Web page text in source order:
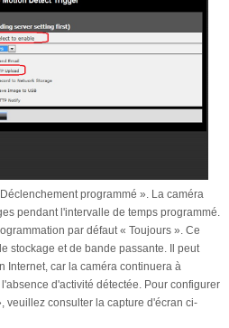
programmé ». La caméra
pendant l'intervalle de temps programmé.
par défaut « Toujours ». Ce
stockage et de bande passante. Il peut
Internet, car la caméra continuera à
d'activité détectée. Pour configurer
veuillez consulter la capture d'écran ci-